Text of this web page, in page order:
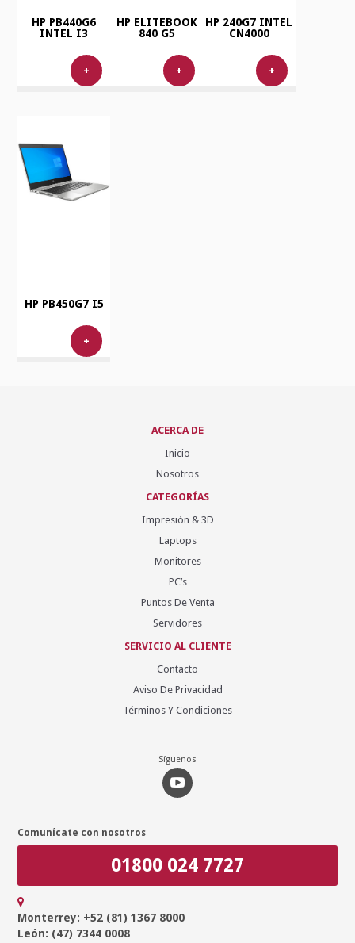
HP PB440G6
INTEL I3
+
HP ELITEBOOK
840 G5
+
HP 240G7 INTEL
CN4000
+
HP PB450G7 I5
+
ACERCA DE
Inicio
Nosotros
CATEGORÍAS
Impresión & 3D
Laptops
Monitores
PC’s
Puntos De Venta
Servidores
SERVICIO AL CLIENTE
Contacto
Aviso De Privacidad
Términos Y Condiciones
Síguenos
Comunícate con nosotros
01800 024 7727
Monterrey: +52 (81) 1367 8000
León: (47) 7344 0008